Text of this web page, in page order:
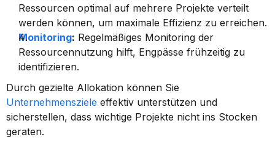
Ressourcen optimal auf mehrere Projekte verteilt
werden können, um maximale Effizienz zu erreichen.
Monitoring: Regelmäßiges Monitoring der
Ressourcennutzung hilft, Engpässe frühzeitig zu
identifizieren.
Unternehmensziele effektiv unterstützen und
sicherstellen, dass wichtige Projekte nicht ins Stocken
geraten.